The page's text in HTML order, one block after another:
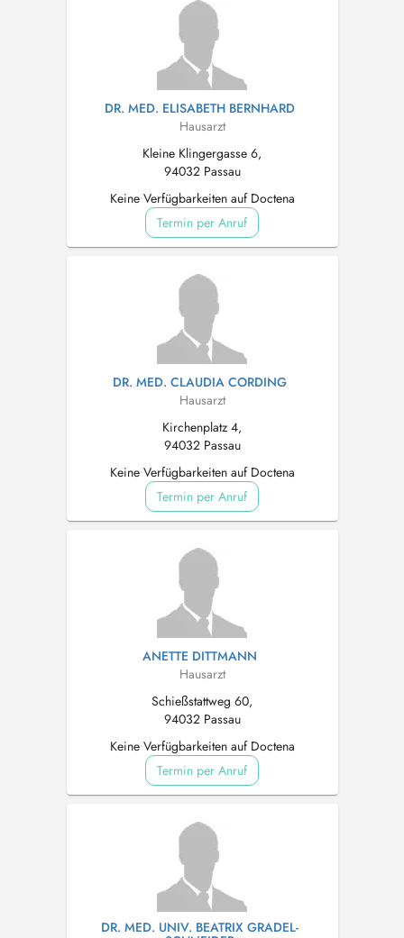
DR. MED. ELISABETH BERNHARD
Hausarzt
Kleine Klingergasse 6,
94032 Passau
Keine Verfügbarkeiten auf Doctena
Termin per Anruf
DR. MED. CLAUDIA CORDING
Hausarzt
Kirchenplatz 4,
94032 Passau
Keine Verfügbarkeiten auf Doctena
Termin per Anruf
ANETTE DITTMANN
Hausarzt
Schießstattweg 60,
94032 Passau
Keine Verfügbarkeiten auf Doctena
Termin per Anruf
DR. MED. UNIV. BEATRIX GRADEL-